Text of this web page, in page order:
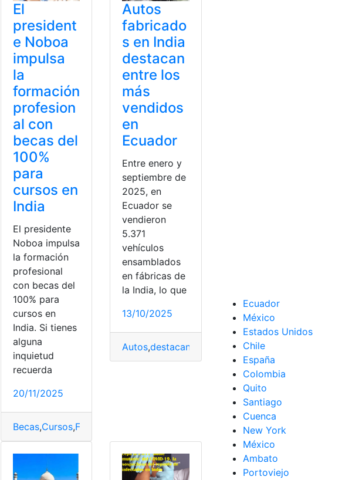
obliga,Renault
,India,Internacionales
El
president
e Noboa
impulsa
la
formación
profesion
al con
becas del
100%
para
cursos en
India
El presidente
Noboa impulsa
la formación
profesional
con becas del
100% para
cursos en
India. Si tienes
alguna
inquietud
recuerda
20/11/2025
Becas,Cursos,Formación presidente, Profesional
Autos
fabricado
s en India
destacan
entre los
más
vendidos
en
Ecuador
Entre enero y
septiembre de
2025, en
Ecuador se
vendieron
5.371
vehículos
ensamblados
en fábricas de
la India, lo que
13/10/2025
Autos,destacan fabricados
Ecuador
México
Estados Unidos
Chile
España
Colombia
Quito
Santiago
Cuenca
New York
México
Ambato
Portoviejo